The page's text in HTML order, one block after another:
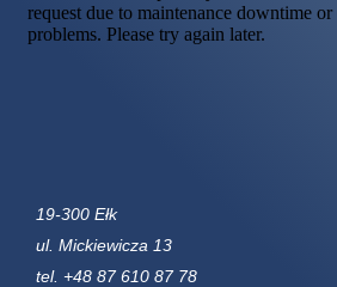
19-300 Ełk
ul. Mickiewicza 13
tel. +48 87 610 87 78